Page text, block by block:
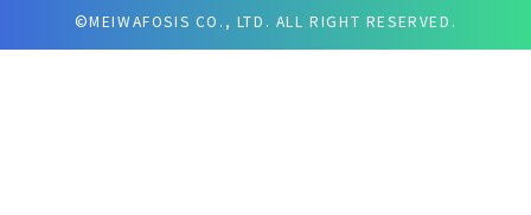
©MEIWAFOSIS CO., LTD. ALL RIGHT RESERVED.